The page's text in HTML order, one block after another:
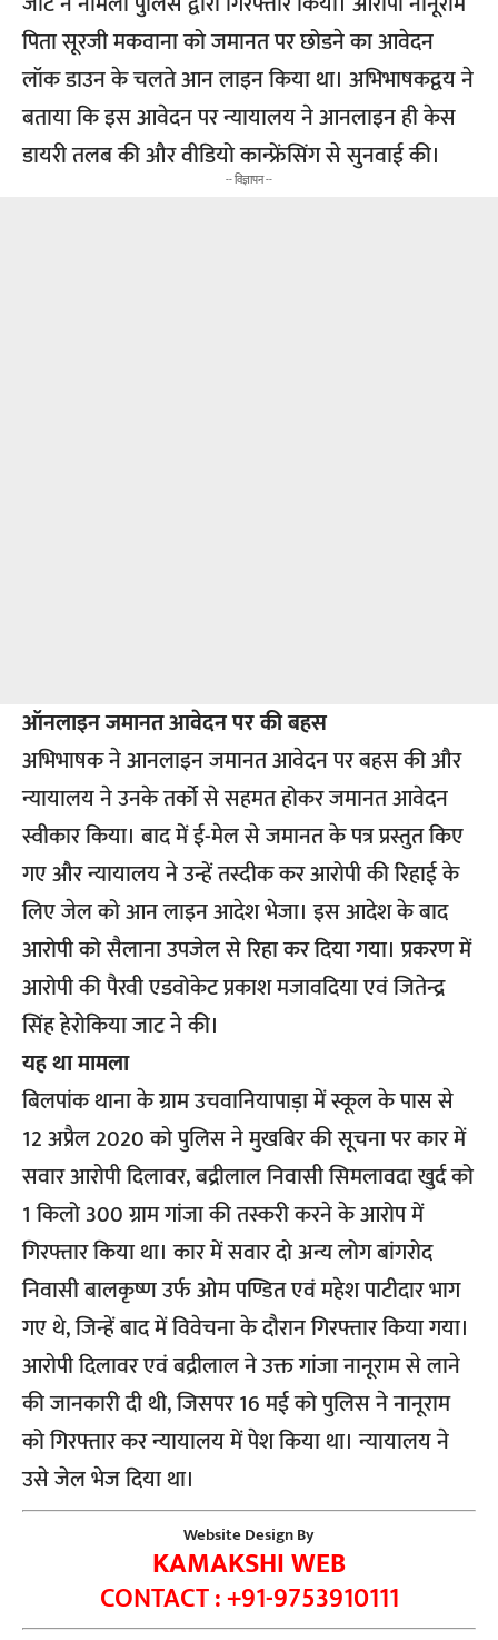
पिता सूरजी मकवाना को जमानत पर छोडने का आवेदन
लॉक डाउन के चलते आन लाइन किया था। अभिभाषकद्वय ने
बताया कि इस आवेदन पर न्यायालय ने आनलाइन ही केस
डायरी तलब की और वीडियो कान्फ्रेंसिंग से सुनवाई की।
-- विज्ञापन --
ऑनलाइन जमानत आवेदन पर की बहस
अभिभाषक ने आनलाइन जमानत आवेदन पर बहस की और
न्यायालय ने उनके तर्को से सहमत होकर जमानत आवेदन
स्वीकार किया। बाद में ई-मेल से जमानत के पत्र प्रस्तुत किए
गए और न्यायालय ने उन्हें तस्दीक कर आरोपी की रिहाई के
लिए जेल को आन लाइन आदेश भेजा। इस आदेश के बाद
आरोपी को सैलाना उपजेल से रिहा कर दिया गया। प्रकरण में
आरोपी की पैरवी एडवोकेट प्रकाश मजावदिया एवं जितेन्द्र
सिंह हेरोकिया जाट ने की।
यह था मामला
बिलपांक थाना के ग्राम उचवानियापाड़ा में स्कूल के पास से
12 अप्रैल 2020 को पुलिस ने मुखबिर की सूचना पर कार में
सवार आरोपी दिलावर, बद्रीलाल निवासी सिमलावदा खुर्द को
1 किलो 300 ग्राम गांजा की तस्करी करने के आरोप में
गिरफ्तार किया था। कार में सवार दो अन्य लोग बांगरोद
निवासी बालकृष्ण उर्फ ओम पण्डित एवं महेश पाटीदार भाग
गए थे, जिन्हें बाद में विवेचना के दौरान गिरफ्तार किया गया।
आरोपी दिलावर एवं बद्रीलाल ने उक्त गांजा नानूराम से लाने
की जानकारी दी थी, जिसपर 16 मई को पुलिस ने नानूराम
को गिरफ्तार कर न्यायालय में पेश किया था। न्यायालय ने
उसे जेल भेज दिया था।
Website Design By
KAMAKSHI WEB
CONTACT : +91-9753910111